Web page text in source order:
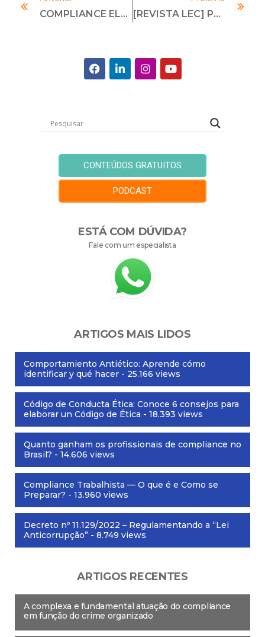
COMPLIANCE ELEITORAL E DUE DILIGENCE [REVISTA LEC] Passo A Passo Para Implementar Um Canal De Denúncias
CONTEÚDOS GRATUITOS
PODCAST
ESTÁ COM DÚVIDA?
Fale com um especialista
ARTIGOS MAIS LIDOS
Comportamiento Antiético: Aprende cómo
identificar y qué hacer - 25.166 views
Código de Conducta Ética: Conoce 6 consejos para
elaborar un Código de Ética - 18.393 views
Quanto ganham os profissionais de compliance no
Brasil? - 14.606 views
Compliance Trabalhista — O que é e Como se
Preparar? - 13.960 views
Decreto nº 11.129/2022 – Regulamentando a “Lei
Anticorrupção” - 8.749 views
ARTIGOS RECENTES
A complexa e fundamental atuação do compliance
em função do crime organizado